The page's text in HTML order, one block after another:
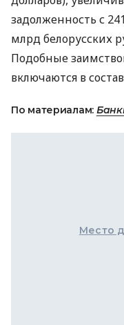
задолженность с
млрд белорусских
Подобные
включаются в
По материалам:
Место